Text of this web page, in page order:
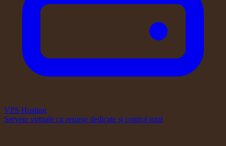
VPS Hosting
Servere virtuale cu resurse dedicate și control total